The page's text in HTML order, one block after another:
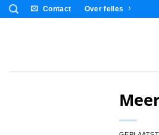
Ga
Contact Over felles